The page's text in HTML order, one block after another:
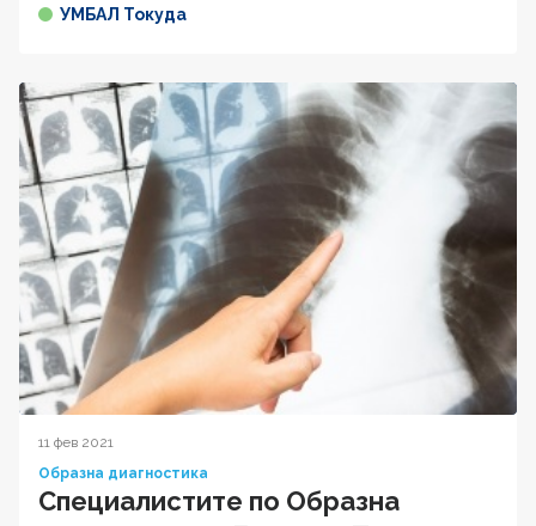
УМБАЛ Токуда
11 фев 2021
Образна диагностика
Специалистите по Образна